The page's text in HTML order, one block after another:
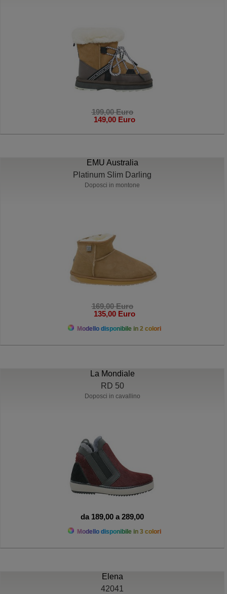
199,00 Euro
149,00 Euro
EMU Australia
Platinum Slim Darling
Doposci in montone
169,00 Euro
135,00 Euro
Modello disponibile in 2 colori
La Mondiale
RD 50
Doposci in cavallino
da 189,00 a 289,00
Modello disponibile in 3 colori
Elena
42041